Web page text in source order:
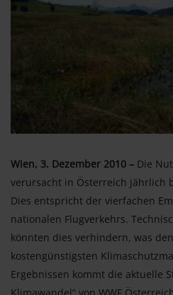
Wien, 3. Dezember 2010 – Die
verursacht in Österreich jährlich
Dies entspricht der vierfachen
nationalen Flugverkehrs.
könnten dies verhindern, was
kostengünstigsten
Ergebnissen kommt die aktuelle
Klimawandel“ von WWF